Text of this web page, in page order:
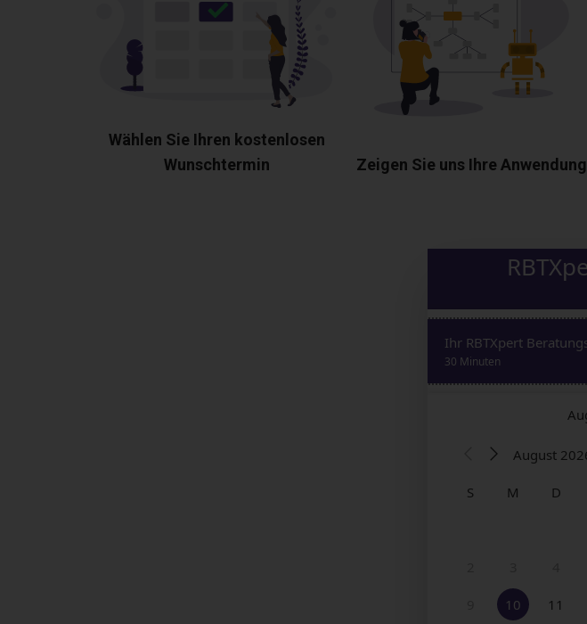
Wählen Sie Ihren kostenlosen
Wunschtermin
Zeigen Sie uns Ihre Anwendung